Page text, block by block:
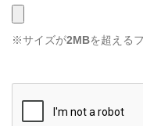
※サイズが2MBを超える